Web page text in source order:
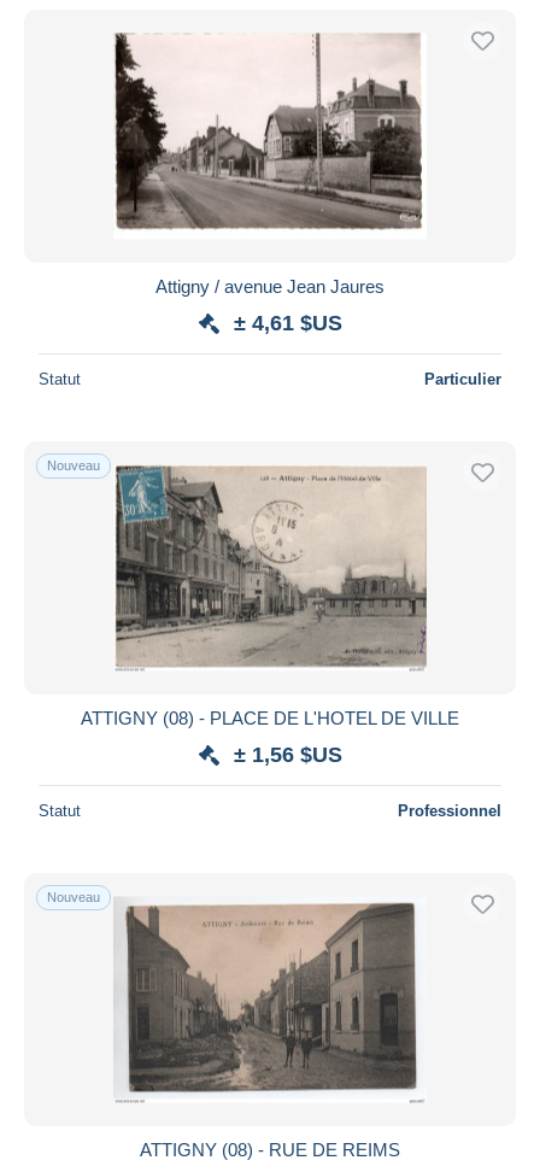
Attigny / avenue Jean Jaures
± 4,61 $US
Statut Particulier
Nouveau
ATTIGNY (08) - PLACE DE L'HOTEL DE VILLE
± 1,56 $US
Statut Professionnel
Nouveau
ATTIGNY (08) - RUE DE REIMS